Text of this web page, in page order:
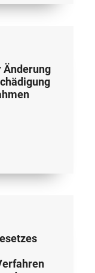
Änderung